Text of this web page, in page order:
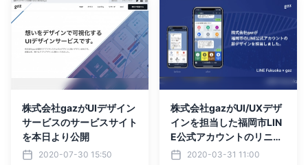
株式会社gazがUIデザイン
サービスのサービスサイト
を本日より公開
2020-07-30 15:50
株式会社gazがUI/UXデザ
インを担当した福岡市LIN
E公式アカウントのリニュ
ーアル、本格運用開始。
2020-03-31 11:00